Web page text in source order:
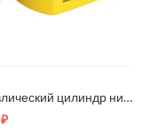
Гидравлический цилиндр низкий 50т. Car-Tool CT-T5012
₽